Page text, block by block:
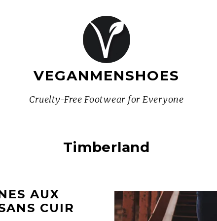
VEGANMENSHOES
Cruelty-Free Footwear for Everyone
Timberland
AUX
CUIR